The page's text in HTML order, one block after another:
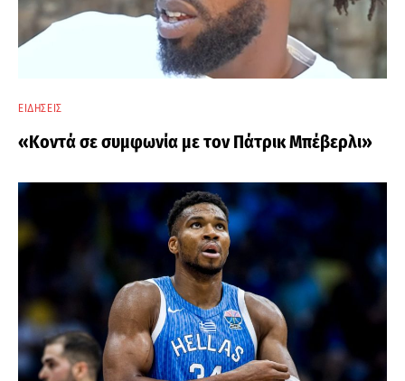
ΕΙΔΉΣΕΙΣ
«Κοντά σε συμφωνία με τον Πάτρικ Μπέβερλι»